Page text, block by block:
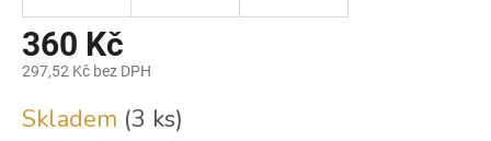
360 Kč
297,52 Kč bez DPH
cena:
Skladem (3 ks)